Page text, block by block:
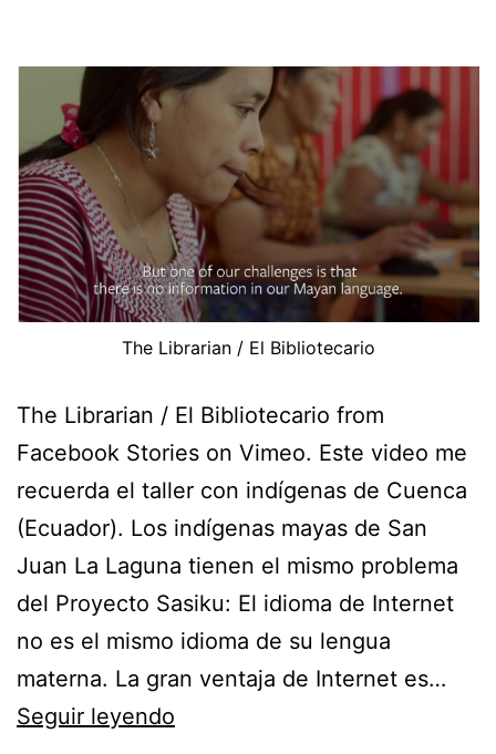
The Librarian / El Bibliotecario
The Librarian / El Bibliotecario from
Facebook Stories on Vimeo. Este video me
recuerda el taller con indígenas de Cuenca
(Ecuador). Los indígenas mayas de San
Juan La Laguna tienen el mismo problema
del Proyecto Sasiku: El idioma de Internet
no es el mismo idioma de su lengua
materna. La gran ventaja de Internet es…
Seguir leyendo